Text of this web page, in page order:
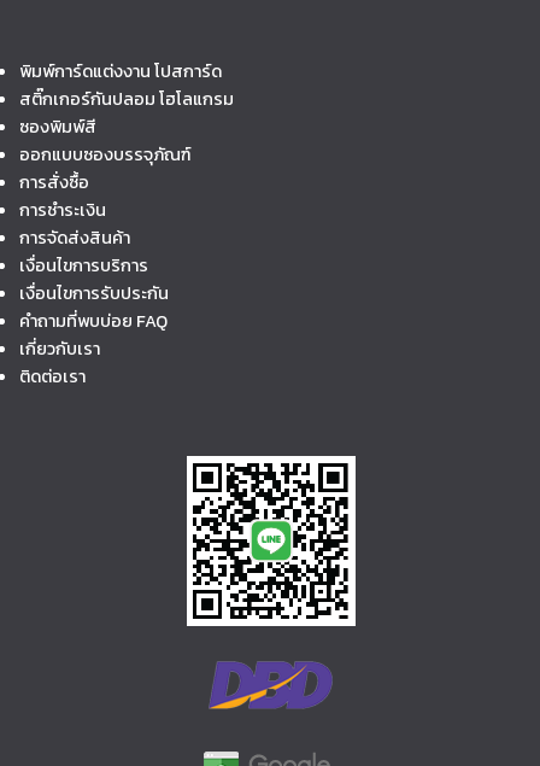
พิมพ์การ์ดแต่งงาน โปสการ์ด
สติ๊กเกอร์กันปลอม โฮโลแกรม
ซองพิมพ์สี
ออกแบบซองบรรจุภัณฑ์
การสั่งซื้อ
การชำระเงิน
การจัดส่งสินค้า
เงื่อนไขการบริการ
เงื่อนไขการรับประกัน
คำถามที่พบบ่อย FAQ
เกี่ยวกับเรา
ติดต่อเรา